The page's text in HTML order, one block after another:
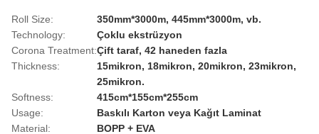
Roll Size:
350mm*3000m, 445mm*3000m, vb.
Technology:
Çoklu ekstrüzyon
Corona Treatment:Çift taraf, 42 haneden fazla
Thickness:
15mikron, 18mikron, 20mikron, 23mikron,
25mikron.
Softness:
415cm*155cm*255cm
Usage:
Baskılı Karton veya Kağıt Laminat
Material:
BOPP + EVA